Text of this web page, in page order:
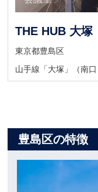
THE HUB 大塚
東京都豊島区
山手線「大塚」（南
豊島区の特徴